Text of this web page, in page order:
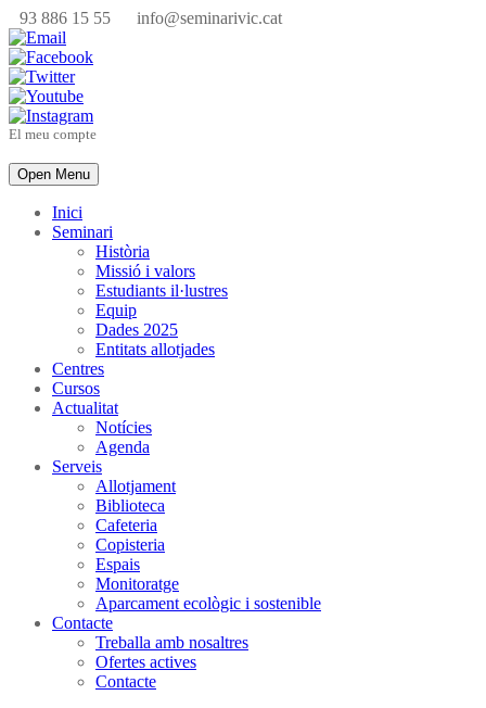
93 886 15 55 info@seminarivic.cat
El meu compte
Open Menu
Inici
Seminari
Història
Missió i valors
Estudiants il·lustres
Equip
Dades 2025
Entitats allotjades
Centres
Cursos
Actualitat
Notícies
Agenda
Serveis
Allotjament
Biblioteca
Cafeteria
Copisteria
Espais
Monitoratge
Aparcament ecològic i sostenible
Contacte
Treballa amb nosaltres
Ofertes actives
Contacte